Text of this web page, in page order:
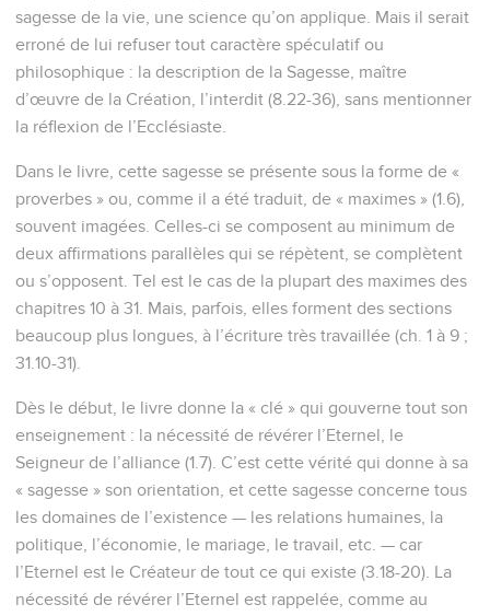
sagesse de la vie, une science qu’on applique. Mais il serait
erroné de lui refuser tout caractère spéculatif ou
philosophique : la description de la Sagesse, maître
d’œuvre de la Création, l’interdit (8.22-36), sans mentionner
la réflexion de l’Ecclésiaste.
Dans le livre, cette sagesse se présente sous la forme de «
proverbes » ou, comme il a été traduit, de « maximes » (1.6),
souvent imagées. Celles-ci se composent au minimum de
deux affirmations parallèles qui se répètent, se complètent
ou s’opposent. Tel est le cas de la plupart des maximes des
chapitres 10 à 31. Mais, parfois, elles forment des sections
beaucoup plus longues, à l’écriture très travaillée (ch. 1 à 9 ;
31.10-31).
Dès le début, le livre donne la « clé » qui gouverne tout son
enseignement : la nécessité de révérer l’Eternel, le
Seigneur de l’alliance (1.7). C’est cette vérité qui donne à sa
« sagesse » son orientation, et cette sagesse concerne tous
les domaines de l’existence — les relations humaines, la
politique, l’économie, le mariage, le travail, etc. — car
l’Eternel est le Créateur de tout ce qui existe (3.18-20). La
nécessité de révérer l’Eternel est rappelée, comme au